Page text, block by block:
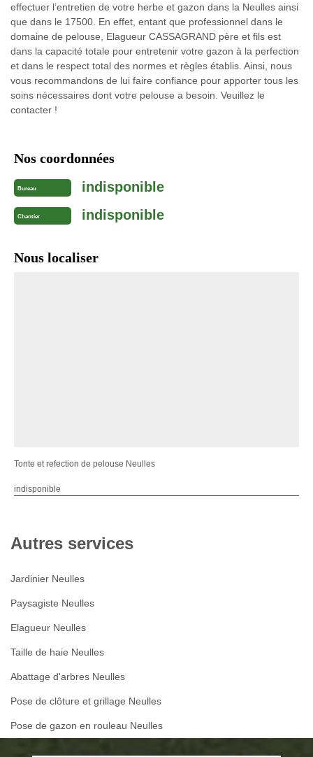
effectuer l’entretien de votre herbe et gazon dans la Neulles ainsi
que dans le 17500. En effet, entant que professionnel dans le
domaine de pelouse, Elagueur CASSAGRAND père et fils est
dans la capacité totale pour entretenir votre gazon à la perfection
et dans le respect total des normes et règles établis. Ainsi, nous
vous recommandons de lui faire confiance pour apporter tous les
soins nécessaires dont votre pelouse a besoin. Veuillez le
contacter !
Nos coordonnées
Bureau indisponible
Chantier indisponible
Nous localiser
Tonte et refection de pelouse Neulles
indisponible
Autres services
Jardinier Neulles
Paysagiste Neulles
Elagueur Neulles
Taille de haie Neulles
Abattage d'arbres Neulles
Pose de clôture et grillage Neulles
Pose de gazon en rouleau Neulles